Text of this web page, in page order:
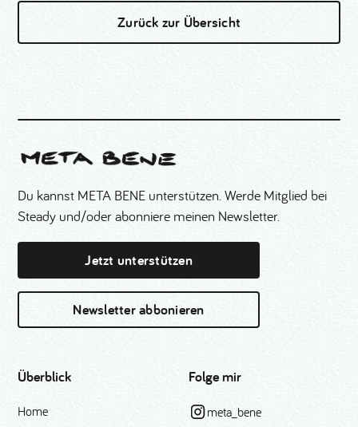
Zurück zur Übersicht
Du kannst META BENE unterstützen. Werde Mitglied bei
Steady und/oder abonniere meinen Newsletter.
Jetzt unterstützen
Newsletter abbonieren
Überblick
Home
Folge mir
meta_bene